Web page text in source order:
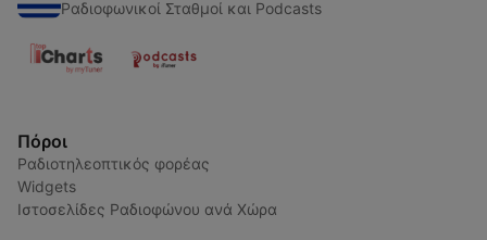
Ραδιοφωνικοί Σταθμοί και Podcasts
Πόροι
Ραδιοτηλεοπτικός φορέας
Widgets
Ιστοσελίδες Ραδιοφώνου ανά Χώρα